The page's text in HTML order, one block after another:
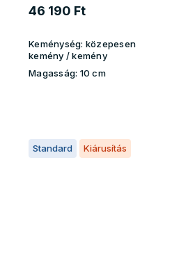
46 190 Ft
Keménység: közepesen
kemény / kemény
Magasság: 10 cm
Standard Kiárusítás